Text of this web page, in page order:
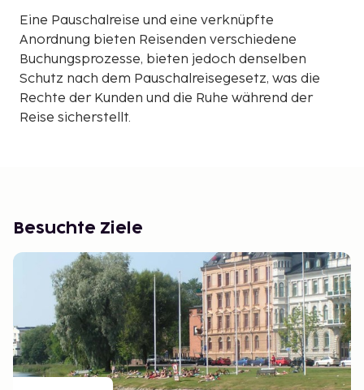
Eine Pauschalreise und eine verknüpfte
Anordnung bieten Reisenden verschiedene
Buchungsprozesse, bieten jedoch denselben
Schutz nach dem Pauschalreisegesetz, was die
Rechte der Kunden und die Ruhe während der
Reise sicherstellt.
Besuchte Ziele